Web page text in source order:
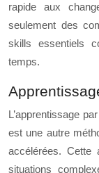
rapide aux
seulement des
skills essentiels
temps.
L’apprentissage
est une autre
accélérées. Cette
situations